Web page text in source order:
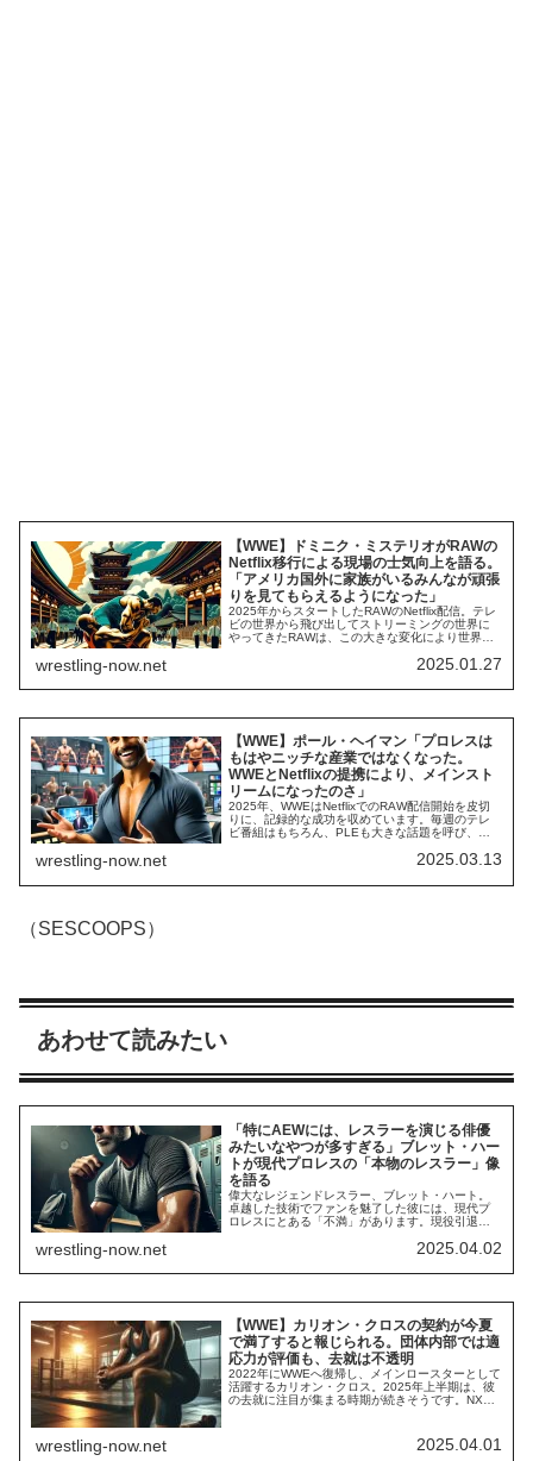
【WWE】ドミニク・ミステリオがRAWの
Netflix移行による現場の士気向上を語る。
「アメリカ国外に家族がいるみんなが頑張
りを見てもらえるようになった」
2025年からスタートしたRAWのNetflix配信。テレ
ビの世界から飛び出してストリーミングの世界に
やってきたRAWは、この大きな変化により世界中
まるWWEにとって、これは非常に大きなことで
RAWがNetflixで配信されることによる大きなメリ
wrestling-now.net 2025.01.27
【WWE】ポール・ヘイマン「プロレスは
もはやニッチな産業ではなくなった。
WWEとNetflixの提携により、メインスト
リームになったのさ」
2025年、WWEはNetflixでのRAW配信開始を皮切
りに、記録的な成功を収めています。毎週のテレ
ビ番組はもちろん、PLEも大きな話題を呼び、新
ジネスはもとから好調でしたが、プロレス業界全
リス・ジェリコが「過去最高に盛り上がってい
wrestling-now.net 2025.03.13
（SESCOOPS）
あわせて読みたい
「特にAEWには、レスラーを演じる俳優
みたいなやつが多すぎる」ブレット・ハー
トが現代プロレスの「本物のレスラー」像
を語る
偉大なレジェンドレスラー、ブレット・ハート。
卓越した技術でファンを魅了した彼には、現代プ
ロレスにとある「不満」があります。現役引退後
レスに携わるブレット。最新のインタビューで、
た。まず、彼は「今もプロレスを見ているか？」
PPVは...
wrestling-now.net 2025.04.02
【WWE】カリオン・クロスの契約が今夏
で満了すると報じられる。団体内部では適
応力が評価も、去就は不透明
2022年にWWEへ復帰し、メインロースターとして
活躍するカリオン・クロス。2025年上半期は、彼
の去就に注目が集まる時期が続きそうです。NXT
ンロースターへ昇格した後は不遇な時代を過ご
し、世界中のWWEユニバースが「もったいない」
wrestling-now.net 2025.04.01